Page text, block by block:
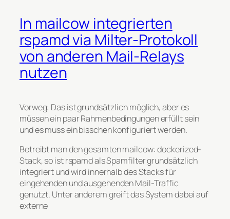
In mailcow integrierten
rspamd via Milter-Protokoll
von anderen Mail-Relays
nutzen
Vorweg: Das ist grundsätzlich möglich, aber es
müssen ein paar Rahmenbedingungen erfüllt sein
und es muss ein bisschen konfiguriert werden.
Betreibt man den gesamten mailcow: dockerized-
Stack, so ist rspamd als Spamfilter grundsätzlich
integriert und wird innerhalb des Stacks für
eingehenden und ausgehenden Mail-Traffic
genutzt. Unter anderem greift das System dabei auf
externe